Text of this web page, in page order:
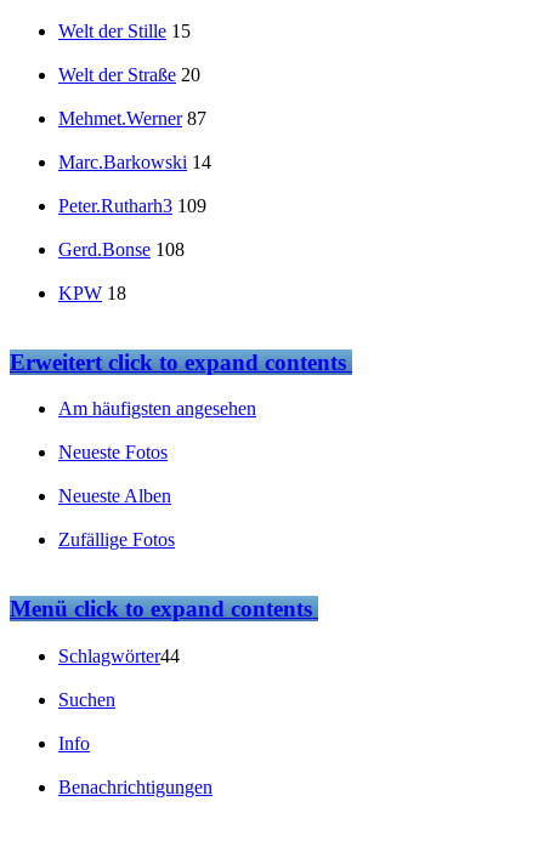
Welt der Stille 15
Welt der Straße 20
Mehmet.Werner 87
Marc.Barkowski 14
Peter.Rutharh3 109
Gerd.Bonse 108
KPW 18
Erweitertclick to expand contents
Am häufigsten angesehen
Neueste Fotos
Neueste Alben
Zufällige Fotos
Menüclick to expand contents
Schlagwörter44
Suchen
Info
Benachrichtigungen